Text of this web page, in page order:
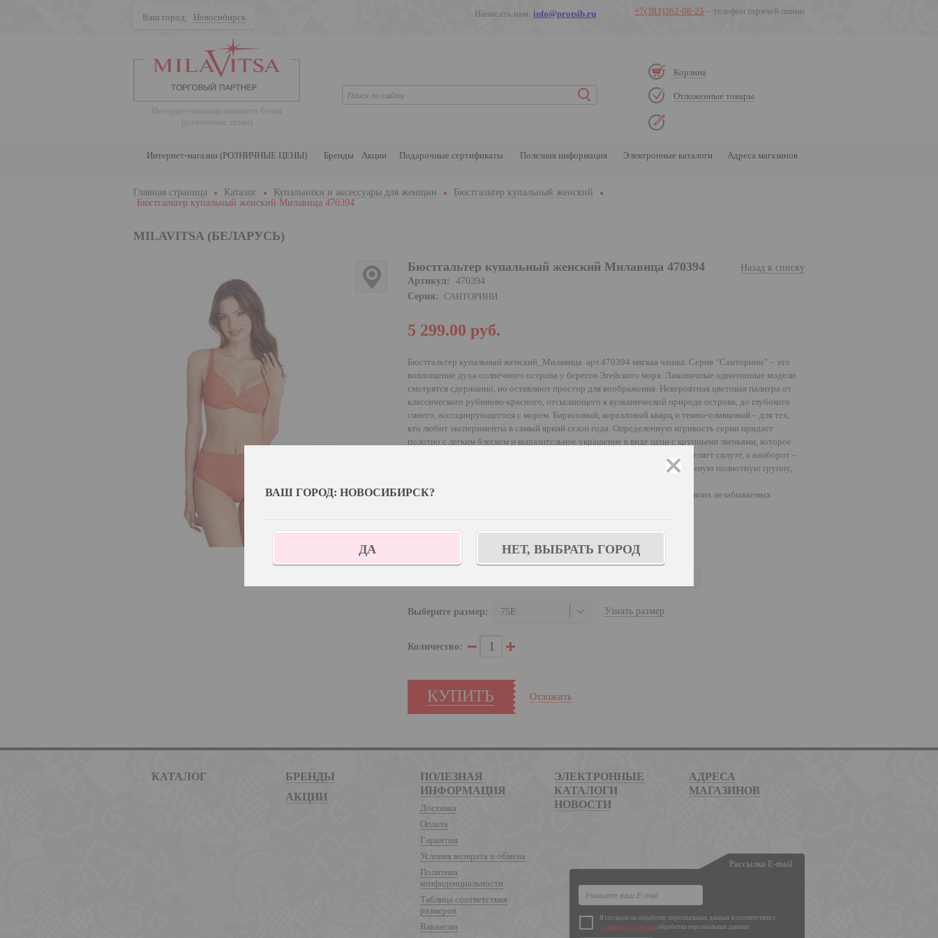
+7(383)362-08-25 – телефон горячей линии
Написать нам: info@protsib.ru
Ваш город: Новосибирск
Корзина
Отложенные товары
Интернет-магазин нижнего белья
(розничные цены)
Интернет-магазин (РОЗНИЧНЫЕ ЦЕНЫ) Бренды Акции Подарочные сертификаты Полезная информация Электронные каталоги Адреса магазинов
Главная страница Каталог Купальники и аксессуары для женщин
Бюстгальтер купальный женский
Бюстгальтер купальный женский Милавица 470394
MILAVITSA (БЕЛАРУСЬ)
Назад к списку
Бюстгальтер купальный женский Милавица 470394
Артикул:
470394
Серия: САНТОРИНИ
5 299.00 руб.
Бюстгальтер купальный женский_Милавица арт.470394 мягкая чашка. Серия “Санторини” – это
воплощение духа солнечного острова у берегов Эгейского моря. Лаконичные однотонные модели
смотрятся сдержанно, но оставляют простор для воображения. Невероятная цветовая палитра от
классического рубиново-красного, отсылающего к вулканической природе острова, до глубокого
синего, ассоциирующегося с морем. Бирюзовый, коралловый кварц и темно-оливковый – для тех,
кто любит эксперименты в самый яркий сезон года. Определенную игривость серии придает
полотно с легким блеском и выразительное украшение в виде цепи с крупными звеньями, которое
играет на контрасте с утонченной женской натурой. Абсолютно не утяжеляет силуэт, а наоборот –
придает легкости и изысканности. Модели серии представлены на различную полнотную группу,
типами фигур сполна насладиться комфортным и приятным отдыхом в своих незабываемых
Выберите размер: 75E Узнать размер
Количество:
КУПИТЬ Отложить
КАТАЛОГ
БРЕНДЫ
АКЦИИ
ПОЛЕЗНАЯ
ИНФОРМАЦИЯ
Доставка
Оплата
Гарантии
Условия возврата и обмена
Политика
конфиденциальности
Таблица соответствия
размеров
Вакансии
ЭЛЕКТРОННЫЕ
КАТАЛОГИ
АДРЕСА
МАГАЗИНОВ
НОВОСТИ
Рассылка E-mail
Я согласен на обработку персональных данных в соответствии с
условиями политики обработки персональных данных
ВАШ ГОРОД: НОВОСИБИРСК?
ДА НЕТ, ВЫБРАТЬ ГОРОД